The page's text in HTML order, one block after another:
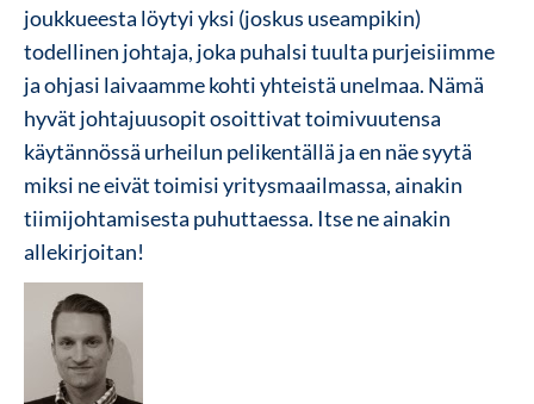
joukkueesta löytyi yksi (joskus useampikin)
todellinen johtaja, joka puhalsi tuulta purjeisiimme
ja ohjasi laivaamme kohti yhteistä unelmaa. Nämä
hyvät johtajuusopit osoittivat toimivuutensa
käytännössä urheilun pelikentällä ja en näe syytä
miksi ne eivät toimisi yritysmaailmassa, ainakin
tiimijohtamisesta puhuttaessa. Itse ne ainakin
allekirjoitan!